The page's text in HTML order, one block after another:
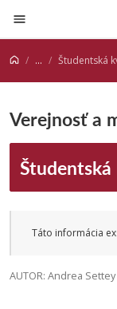
Prejsť na obsah
... Študentská
Verejnosť a
Táto informácia
AUTOR: Andrea